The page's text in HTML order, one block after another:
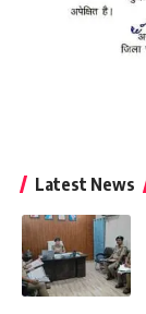
Latest News